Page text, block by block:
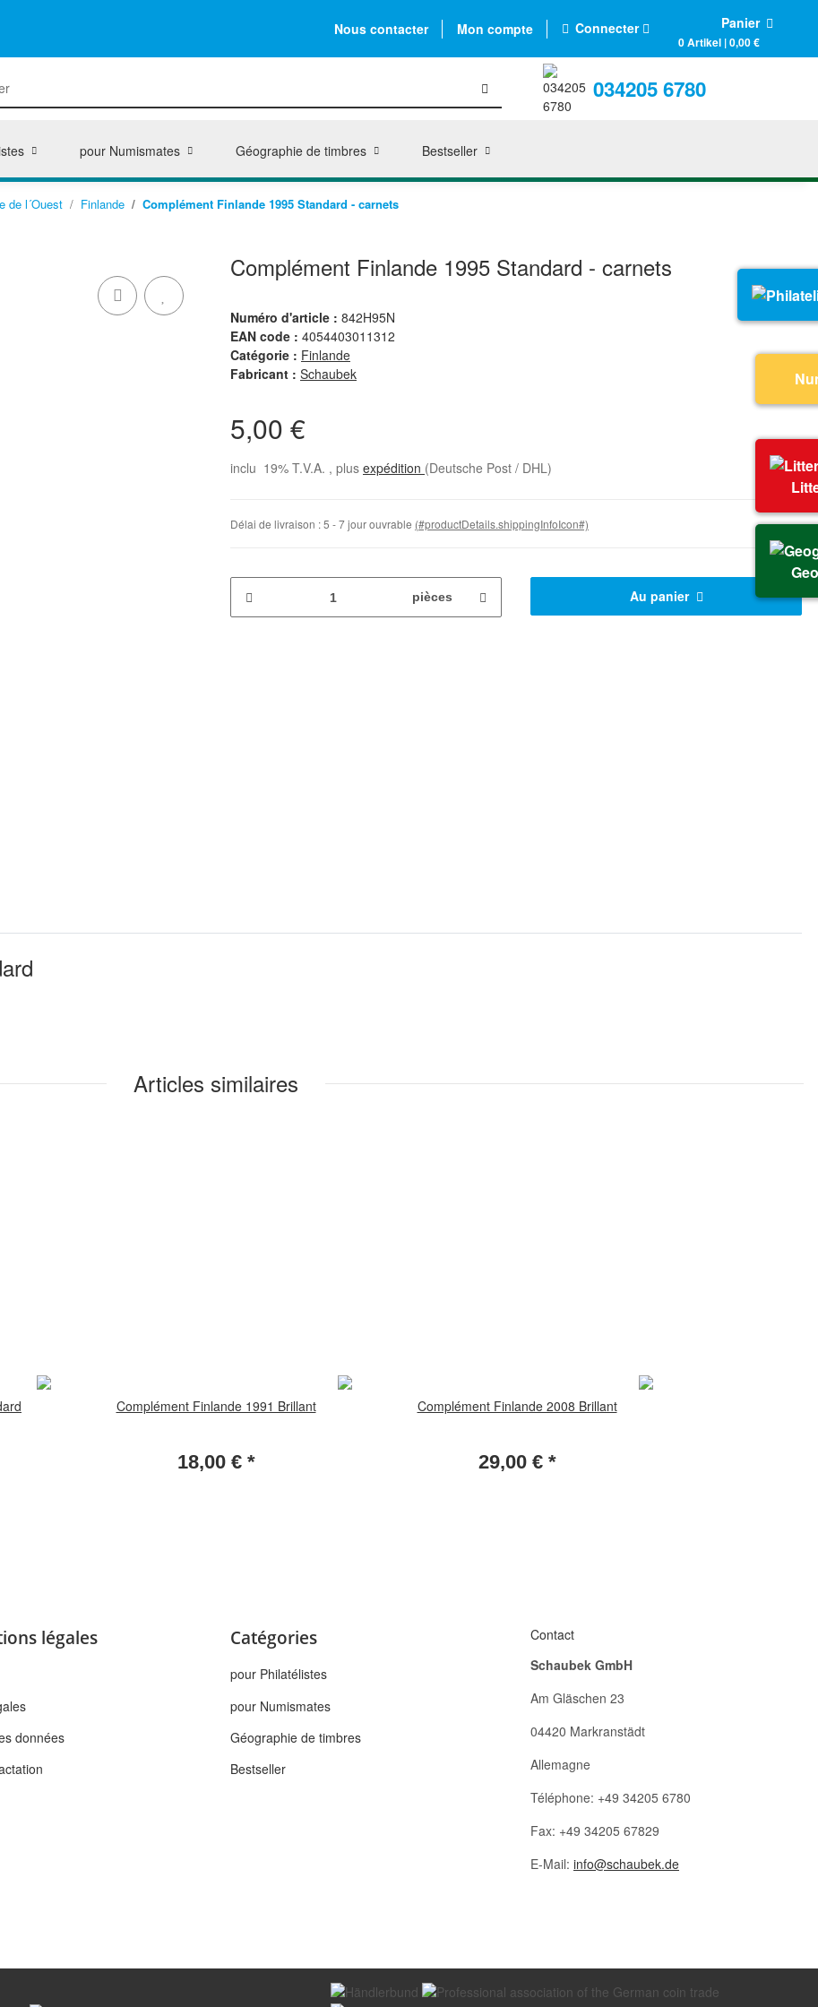
Nous contacter Mon compte Connecter Panier
0 Artikel | 0,00 €
034205 6780
pour Numismates Géographie de timbres Bestseller
de l´Ouest Finlande Complément Finlande 1995 Standard - carnets
Complément Finlande 1995 Standard - carnets
Numéro d'article : 842H95N
EAN code : 4054403011312
Catégorie : Finlande
Fabricant : Schaubek
5,00 €
inclu 19% T.V.A. , plus expédition (Deutsche Post / DHL)
Délai de livraison :5 - 7 jour ouvrable (#productDetails.shippingInfoIcon#)
pièces Au panier
Articles similaires
Complément Finlande 1991 Brillant
18,00 € *
Complément Finlande 2008 Brillant
29,00 € *
légales
données
Catégories
pour Philatélistes
pour Numismates
Géographie de timbres
Bestseller
Contact
Schaubek GmbH
Am Gläschen 23
04420 Markranstädt
Allemagne
Téléphone: +49 34205 6780
Fax: +49 34205 67829
E-Mail: info@schaubek.de